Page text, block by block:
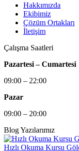
Hakkımızda
Ekibimiz
Çözüm Ortakları
İletişim
Çalışma Saatleri
Pazartesi – Cumartesi
09:00 – 22:00
Pazar
09:00 – 20:00
Blog Yazılarımız
Hızlı Okuma Kursu